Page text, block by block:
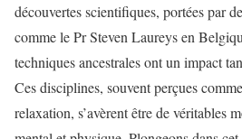
découvertes scientifiques, portées par
comme le Pr Steven Laureys en
techniques ancestrales ont un impact
Ces disciplines, souvent perçues
relaxation, s’avèrent être de véritables